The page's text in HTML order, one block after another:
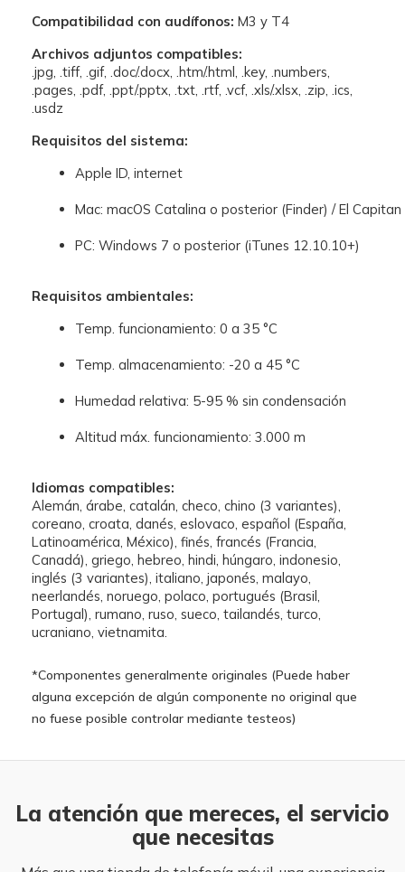
Compatibilidad con audífonos: M3 y T4
Archivos adjuntos compatibles:
.jpg, .tiff, .gif, .doc/.docx, .htm/.html, .key, .numbers,
.pages, .pdf, .ppt/.pptx, .txt, .rtf, .vcf, .xls/.xlsx, .zip, .ics,
.usdz
Requisitos del sistema:
Apple ID, internet
Mac: macOS Catalina o posterior (Finder) / El
PC: Windows 7 o posterior (iTunes 12.10.10+)
Requisitos ambientales:
Temp. funcionamiento: 0 a 35 °C
Temp. almacenamiento: -20 a 45 °C
Humedad relativa: 5-95 % sin condensación
Altitud máx. funcionamiento: 3.000 m
Idiomas compatibles:
Alemán, árabe, catalán, checo, chino (3 variantes),
coreano, croata, danés, eslovaco, español (España,
Latinoamérica, México), finés, francés (Francia,
Canadá), griego, hebreo, hindi, húngaro, indonesio,
inglés (3 variantes), italiano, japonés, malayo,
neerlandés, noruego, polaco, portugués (Brasil,
Portugal), rumano, ruso, sueco, tailandés, turco,
ucraniano, vietnamita.
*Componentes generalmente originales (Puede haber
alguna excepción de algún componente no original que
no fuese posible controlar mediante testeos)
La atención que mereces, el servicio
que necesitas